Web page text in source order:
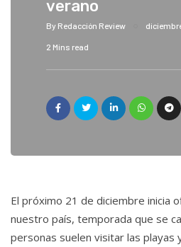
verano
By Redacción Review
2 Mins read
El próximo 21 de diciembre inicia
nuestro país, temporada que se
personas suelen visitar las playas